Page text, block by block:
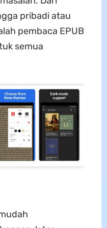
pribadi atau
pembaca EPUB
semua